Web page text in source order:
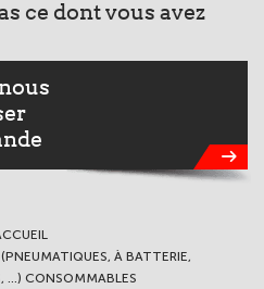
ce dont vous avez
À BATTERIE,
...) CONSOMMABLES